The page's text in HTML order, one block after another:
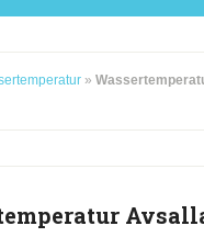
»